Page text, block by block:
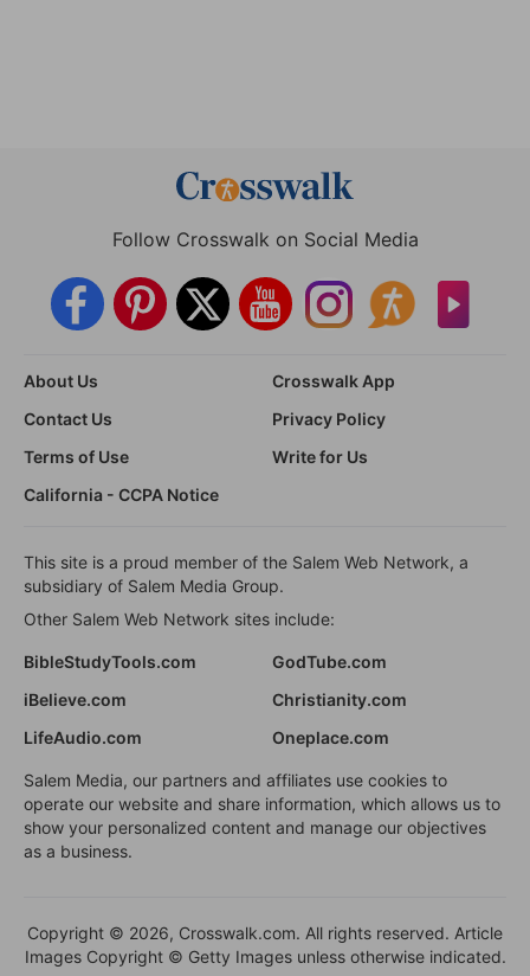
Follow Crosswalk on Social Media
About Us
Crosswalk App
Contact Us
Privacy Policy
Terms of Use
Write for Us
California - CCPA Notice
This site is a proud member of the Salem Web Network, a
subsidiary of Salem Media Group.
Other Salem Web Network sites include:
BibleStudyTools.com
GodTube.com
iBelieve.com
Christianity.com
LifeAudio.com
Oneplace.com
Salem Media, our partners and affiliates use cookies to
operate our website and share information, which allows us to
show your personalized content and manage our objectives
as a business.
Copyright © 2026, Crosswalk.com. All rights reserved. Article
Images Copyright © Getty Images unless otherwise indicated.